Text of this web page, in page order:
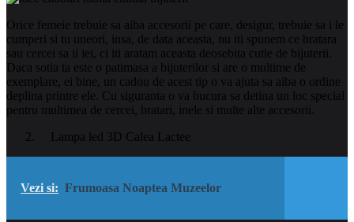
Orice femeie trebuie sa aiba accesorii pe care, desigur, trebuie sa i le
cumperi si tu uneori, insa, de data aceasta, nu iti spunem ce bratara
sau cercei sa ii iei, ci iti aratam aceasta deosebita cutie de bijuterii.
Daca sotia ta este o patimasa a bijuterilor si are o multime de
exemplare, ei bine, un cadou de acest tip o va ajuta sa aiba o ordine
deplina printre ele. Cu siguranta o va bucura sa detina un loc special
pentru multimea de cercei, bratari, inele si multe alte accesorii.
Lampa led 3D Calea Lactee
Vezi si: Frumoasa Noaptea Muzeelor